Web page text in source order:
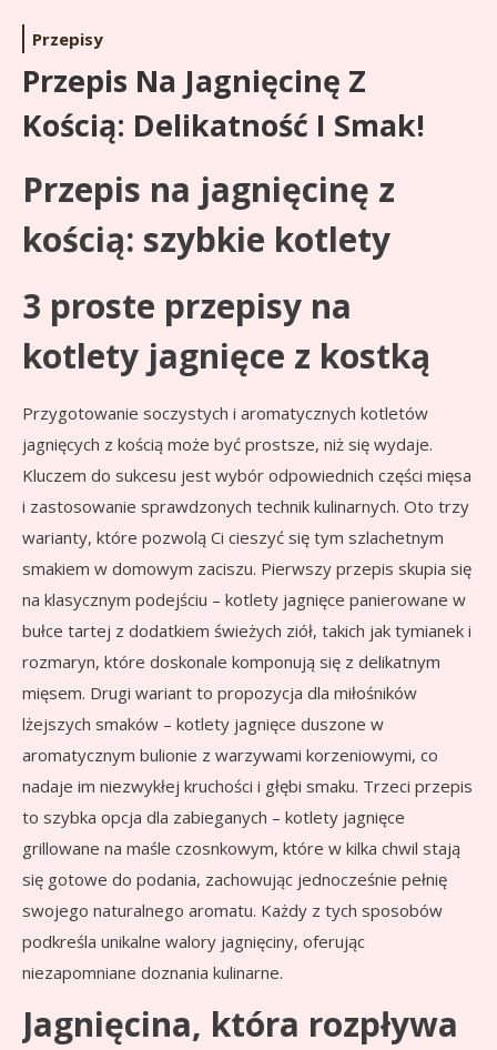
Przepisy
Przepis Na Jagnięcinę Z
Kością: Delikatność I Smak!
Przepis na jagnięcinę z
kością: szybkie kotlety
3 proste przepisy na
kotlety jagnięce z kostką
Przygotowanie soczystych i aromatycznych kotletów
jagnięcych z kością może być prostsze, niż się wydaje.
Kluczem do sukcesu jest wybór odpowiednich części mięsa
i zastosowanie sprawdzonych technik kulinarnych. Oto trzy
warianty, które pozwolą Ci cieszyć się tym szlachetnym
smakiem w domowym zaciszu. Pierwszy przepis skupia się
na klasycznym podejściu – kotlety jagnięce panierowane w
bułce tartej z dodatkiem świeżych ziół, takich jak tymianek i
rozmaryn, które doskonale komponują się z delikatnym
mięsem. Drugi wariant to propozycja dla miłośników
lżejszych smaków – kotlety jagnięce duszone w
aromatycznym bulionie z warzywami korzeniowymi, co
nadaje im niezwykłej kruchości i głębi smaku. Trzeci przepis
to szybka opcja dla zabieganych – kotlety jagnięce
grillowane na maśle czosnkowym, które w kilka chwil stają
się gotowe do podania, zachowując jednocześnie pełnię
swojego naturalnego aromatu. Każdy z tych sposobów
podkreśla unikalne walory jagnięciny, oferując
niezapomniane doznania kulinarne.
Jagnięcina, która rozpływa